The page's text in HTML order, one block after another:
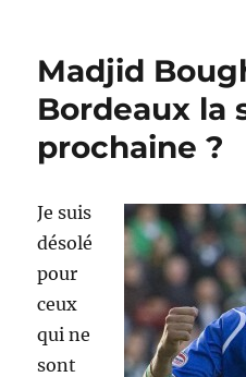
Madjid
Bordeaux la
prochaine ?
Je suis
désolé
pour
ceux
qui ne
sont